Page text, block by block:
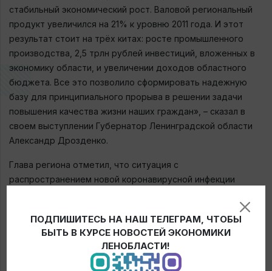
стабильный экономический рост. Валовой региональный
продукт увеличился на 21% к уровню 2011 года. И этот
результат стоит на трёх китах: росте промышленного
производства, 2,5 трлн рублей инвестиций, вложенных в
экономику области, и увеличении доходов областного
бюджета. Все это позволило сформировать надежную
базу для принципиального прорыва в решении задачи
повышения качества жизни наших граждан», – сказал в
своем выступлении Губернатор Ленинградской области
Александр Дрозденко.
Глава региона отметил, что ситуация с
распространением новой коронавирусной инфекции
числе по реализации национальных проектов.
ПОДПИШИТЕСЬ НА НАШ ТЕЛЕГРАМ, ЧТОБЫ
БЫТЬ В КУРСЕ НОВОСТЕЙ ЭКОНОМИКИ
ЛЕНОБЛАСТИ!